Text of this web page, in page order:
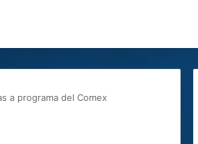
a programa del Comex